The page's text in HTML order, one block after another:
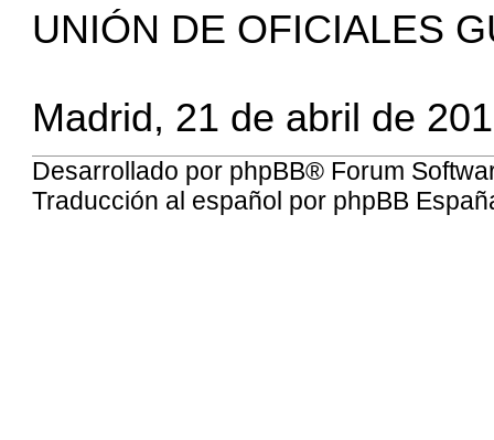
UNIÓN DE OFICIALES
Madrid, 21 de abril de
Desarrollado por phpBB® Forum
Traducción al español por phpBB